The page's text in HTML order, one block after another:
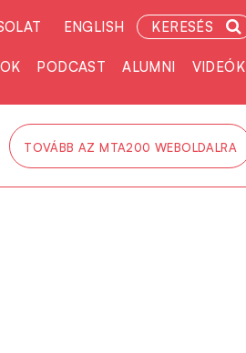
ENGLISH KERESÉS
PODCAST ALUMNI VIDEÓK
TOVÁBB AZ MTA200 WEBOLDALRA